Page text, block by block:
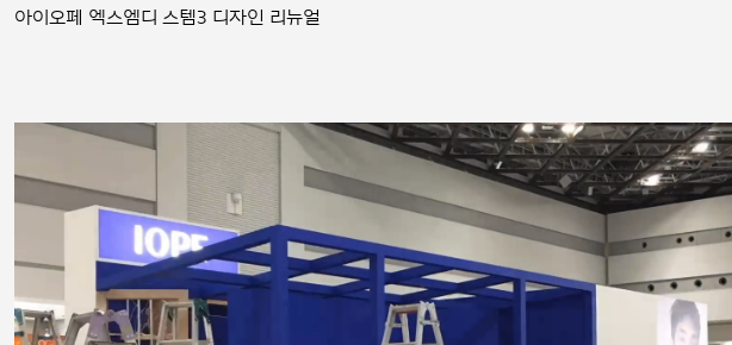
아이오페 엑스엠디 스템3 디자인 리뉴얼